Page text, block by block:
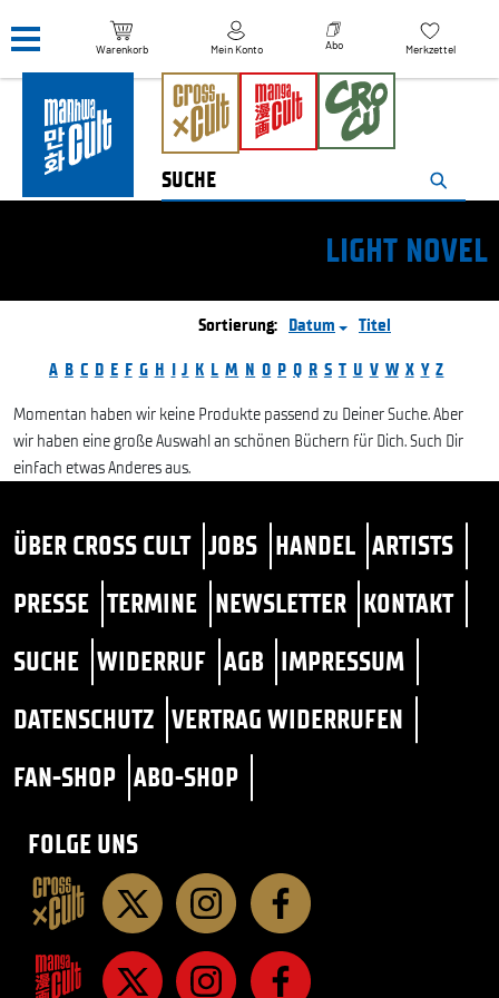
Warenkorb Mein Konto Abo Merkzettel
LIGHT NOVEL
Sortierung: Datum Titel
A B C D E F G H I J K L M N O P Q R S T U V W X Y Z
Momentan haben wir keine Produkte passend zu Deiner Suche. Aber
wir haben eine große Auswahl an schönen Büchern für Dich. Such Dir
einfach etwas Anderes aus.
ÜBER CROSS CULT JOBS HANDEL ARTISTS
PRESSE TERMINE NEWSLETTER KONTAKT
SUCHE WIDERRUF AGB IMPRESSUM
DATENSCHUTZ VERTRAG WIDERRUFEN
FAN-SHOP ABO-SHOP
FOLGE UNS